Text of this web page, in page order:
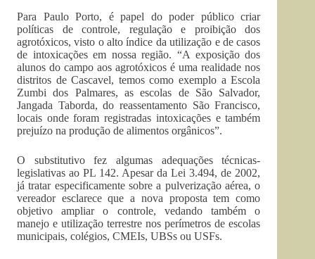
Para Paulo Porto, é papel do poder público criar
políticas de controle, regulação e proibição dos
agrotóxicos, visto o alto índice da utilização e de casos
de intoxicações em nossa região. “A exposição dos
alunos do campo aos agrotóxicos é uma realidade nos
distritos de Cascavel, temos como exemplo a Escola
Zumbi dos Palmares, as escolas de São Salvador,
Jangada Taborda, do reassentamento São Francisco,
locais onde foram registradas intoxicações e também
prejuízo na produção de alimentos orgânicos”.
O substitutivo fez algumas adequações técnicas-
legislativas ao PL 142. Apesar da Lei 3.494, de 2002,
já tratar especificamente sobre a pulverização aérea, o
vereador esclarece que a nova proposta tem como
objetivo ampliar o controle, vedando também o
manejo e utilização terrestre nos perímetros de escolas
municipais, colégios, CMEIs, UBSs ou USFs.